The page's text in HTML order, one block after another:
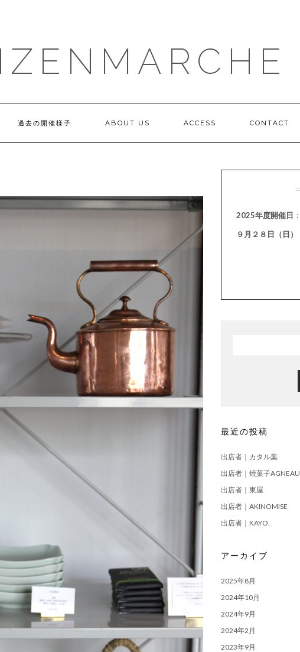
過去の開催様子 ABOUT US ACCESS CONTACT
2025年度開催日 ：
９月２８日（日）
最近の投稿
出店者｜カタル葉
出店者｜焼菓子AGNEAU
出店者｜東屋
出店者｜AKINOMISE
出店者｜KAYO.
アーカイブ
2025年8月
2024年10月
2024年9月
2024年2月
2023年9月